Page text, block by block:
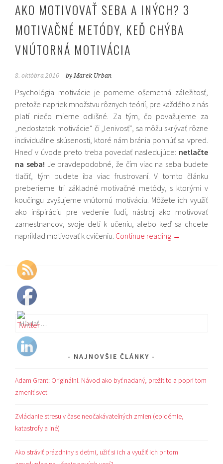
AKO MOTIVOVAŤ SEBA A INÝCH? 3
MOTIVAČNÉ METÓDY, KEĎ CHÝBA
VNÚTORNÁ MOTIVÁCIA
8. októbra 2016 by Marek Urban
Psychológia motivácie je pomerne ošemetná záležitosť,
pretože napriek množstvu rôznych teórií, pre každého z nás
platí niečo mierne odlišné. Za tým, čo považujeme za
„nedostatok motivácie“ či „lenivosť“, sa môžu skrývať rôzne
individuálne skúsenosti, ktoré nám bránia pohnúť sa vpred.
Hneď v úvode preto treba povedať nasledujúce: netlačte
na seba! Je pravdepodobné, že čím viac na seba budete
tlačiť, tým budete iba viac frustrovaní. V tomto článku
preberieme tri základné motivačné metódy, s ktorými v
koučingu zvyšujeme vnútornú motiváciu. Môžete ich využiť
ako inšpiráciu pre vedenie ľudí, nástroj ako motivovať
zamestnancov, svoje deti k učeniu, alebo keď sa chcete
napríklad motivovať k cvičeniu. Continue reading →
Hľadať:
NAJNOVŠIE ČLÁNKY
Adam Grant: Originálni. Návod ako byť nadaný, prežiť to a popri tom
zmeniť svet
Zvládanie stresu v čase neočakávateľných zmien (epidémie,
katastrofy a iné)
Ako stráviť prázdniny s deťmi, užiť si ich a využiť ich pritom